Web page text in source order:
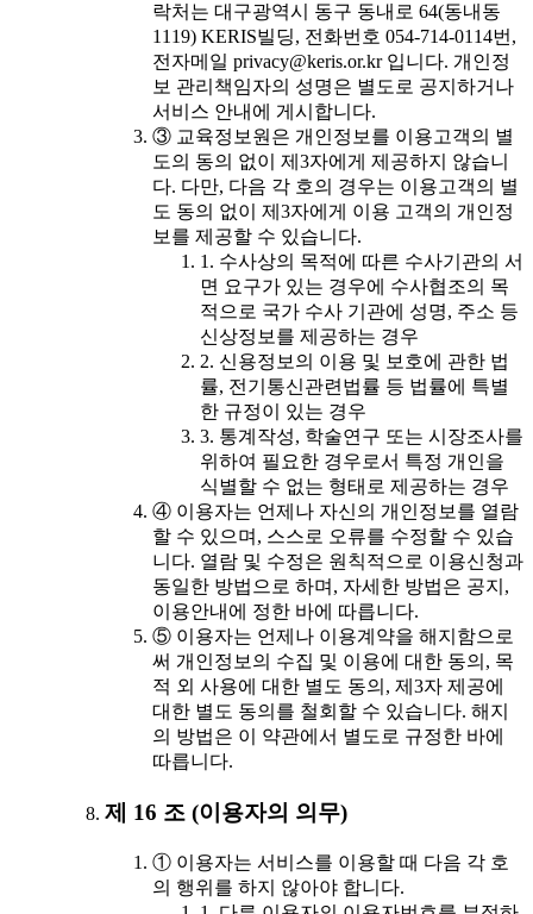
락처는 대구광역시 동구 동내로 64(동내동
1119) KERIS빌딩, 전화번호 054-714-0114번,
전자메일 privacy@keris.or.kr 입니다. 개인정
보 관리책임자의 성명은 별도로 공지하거나
서비스 안내에 게시합니다.
③ 교육정보원은 개인정보를 이용고객의 별
도의 동의 없이 제3자에게 제공하지 않습니
다. 다만, 다음 각 호의 경우는 이용고객의 별
도 동의 없이 제3자에게 이용 고객의 개인정
보를 제공할 수 있습니다.
1. 수사상의 목적에 따른 수사기관의 서
면 요구가 있는 경우에 수사협조의 목
적으로 국가 수사 기관에 성명, 주소 등
신상정보를 제공하는 경우
2. 신용정보의 이용 및 보호에 관한 법
률, 전기통신관련법률 등 법률에 특별
한 규정이 있는 경우
3. 통계작성, 학술연구 또는 시장조사를
위하여 필요한 경우로서 특정 개인을
식별할 수 없는 형태로 제공하는 경우
④ 이용자는 언제나 자신의 개인정보를 열람
할 수 있으며, 스스로 오류를 수정할 수 있습
니다. 열람 및 수정은 원칙적으로 이용신청과
동일한 방법으로 하며, 자세한 방법은 공지,
이용안내에 정한 바에 따릅니다.
⑤ 이용자는 언제나 이용계약을 해지함으로
써 개인정보의 수집 및 이용에 대한 동의, 목
적 외 사용에 대한 별도 동의, 제3자 제공에
대한 별도 동의를 철회할 수 있습니다. 해지
의 방법은 이 약관에서 별도로 규정한 바에
따릅니다.
제 16 조 (이용자의 의무)
① 이용자는 서비스를 이용할 때 다음 각 호
의 행위를 하지 않아야 합니다.